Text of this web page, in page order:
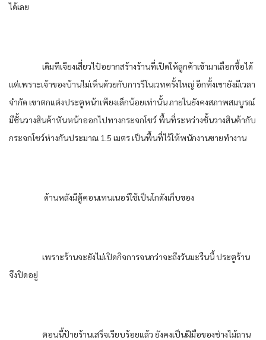
ได้เลย
เดิมทีเจียงเสี่ยวไป๋อยากสร้างร้านที่เปิดให้ลูกค้าเข้ามาเลือกซื้อได้
แต่เพราะเจ้าของบ้านไม่เห็นด้วยกับการรีโนเวทครั้งใหญ่ อีกทั้งเขายังมีเวลา
จำกัด เขาตกแต่งประตูหน้าเพียงเล็กน้อยเท่านั้น ภายในยังคงสภาพสมบูรณ์
มีชั้นวางสินค้าหันหน้าออกไปทางกระจกโชว์ พื้นที่ระหว่างชั้นวางสินค้ากับ
กระจกโชว์ห่างกันประมาณ 1.5 เมตร เป็นพื้นที่ไว้ให้พนักงานขายทำงาน
ด้านหลังมีตู้คอนเทนเนอร์ใช้เป็นโกดังเก็บของ
เพราะร้านจะยังไม่เปิดกิจการจนกว่าจะถึงวันมะรืนนี้ ประตูร้าน
จึงปิดอยู่
ตอนนี้ป้ายร้านเสร็จเรียบร้อยแล้ว ยังคงเป็นฝีมือของช่างไม้ถาน